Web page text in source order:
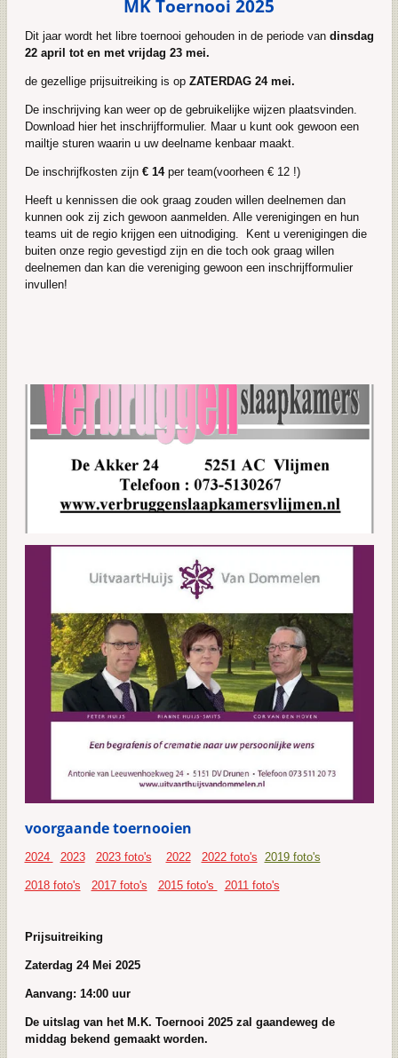
MK Toernooi 2025
Dit jaar wordt het libre toernooi gehouden in de periode vandinsdag
22 april tot en met vrijdag 23 mei.
de gezellige prijsuitreiking is op ZATERDAG 24 mei.
De inschrijving kan weer op de gebruikelijke wijzen plaatsvinden.
Download hier het inschrijfformulier. Maar u kunt ook gewoon een
mailtje sturen waarin u uw deelname kenbaar maakt.
De inschrijfkosten zijn € 14per team(voorheen € 12 !)
Heeft u kennissen die ook graag zouden willen deelnemen dan
kunnen ook zij zich gewoon aanmelden. Alle verenigingen en hun
teams uit de regio krijgen een uitnodiging. Kent u verenigingen die
buiten onze regio gevestigd zijn en die toch ook graag willen
deelnemen dan kan die vereniging gewoon een inschrijfformulier
invullen!
voorgaande toernooien
2024 2023 2023 foto's 2022 2022 foto's 2019 foto's
2018 foto's 2017 foto's 2015 foto's 2011 foto's
Prijsuitreiking
Zaterdag 24 Mei 2025
Aanvang: 14:00 uur
De uitslag van het M.K. Toernooi 2025 zal gaandeweg de
middag bekend gemaakt worden.